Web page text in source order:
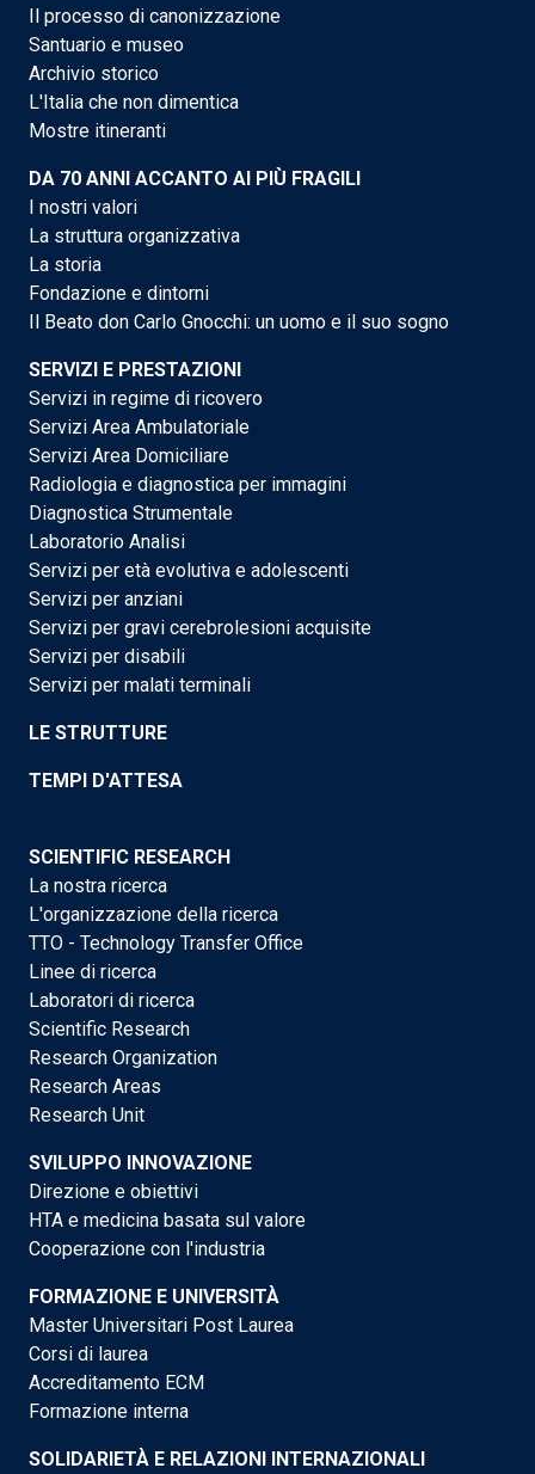
Il processo di canonizzazione
Santuario e museo
Archivio storico
L'Italia che non dimentica
Mostre itineranti
DA 70 ANNI ACCANTO AI PIÙ FRAGILI
I nostri valori
La struttura organizzativa
La storia
Fondazione e dintorni
Il Beato don Carlo Gnocchi: un uomo e il suo sogno
SERVIZI E PRESTAZIONI
Servizi in regime di ricovero
Servizi Area Ambulatoriale
Servizi Area Domiciliare
Radiologia e diagnostica per immagini
Diagnostica Strumentale
Laboratorio Analisi
Servizi per età evolutiva e adolescenti
Servizi per anziani
Servizi per gravi cerebrolesioni acquisite
Servizi per disabili
Servizi per malati terminali
LE STRUTTURE
TEMPI D'ATTESA
SCIENTIFIC RESEARCH
La nostra ricerca
L'organizzazione della ricerca
TTO - Technology Transfer Office
Linee di ricerca
Laboratori di ricerca
Scientific Research
Research Organization
Research Areas
Research Unit
SVILUPPO INNOVAZIONE
Direzione e obiettivi
HTA e medicina basata sul valore
Cooperazione con l'industria
FORMAZIONE E UNIVERSITÀ
Master Universitari Post Laurea
Corsi di laurea
Accreditamento ECM
Formazione interna
SOLIDARIETÀ E RELAZIONI INTERNAZIONALI